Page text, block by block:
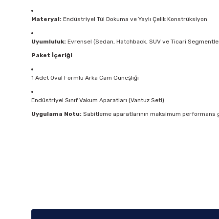
Materyal: Endüstriyel Tül Dokuma ve Yaylı Çelik Konstrüksiyon
Uyumluluk: Evrensel (Sedan, Hatchback, SUV ve Ticari
Paket İçeriği
1 Adet Oval Formlu Arka Cam Güneşliği
Endüstriyel Sınıf Vakum Aparatları (Vantuz Seti)
Uygulama Notu: Sabitleme aparatlarının maksimum performans